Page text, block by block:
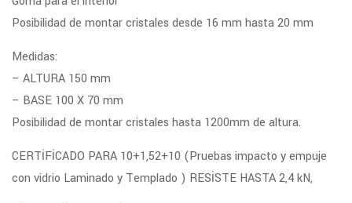
Posibilidad de montar cristales desde 16 mm hasta 20 mm
Medidas:
– ALTURA 150 mm
– BASE 100 X 70 mm
Posibilidad de montar cristales hasta 1200mm de altura.
CERTİFİCADO PARA 10+1,52+10 (Pruebas impacto y empuje
con vidrio Laminado y Templado ) RESİSTE HASTA 2,4 kN,